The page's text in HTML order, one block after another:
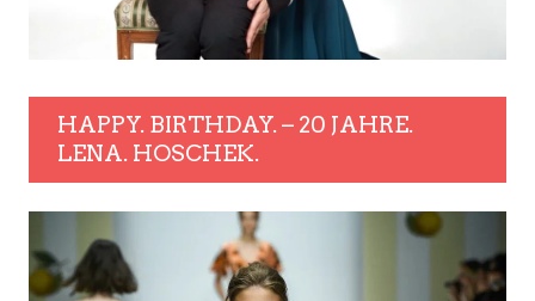
HAPPY. BIRTHDAY. – 20 JAHRE.
LENA. HOSCHEK.